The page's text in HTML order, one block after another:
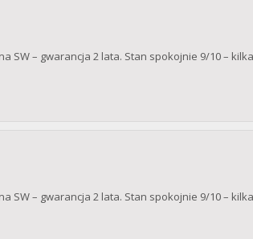
SW – gwarancja 2 lata. Stan spokojnie 9/10 –
SW – gwarancja 2 lata. Stan spokojnie 9/10 –